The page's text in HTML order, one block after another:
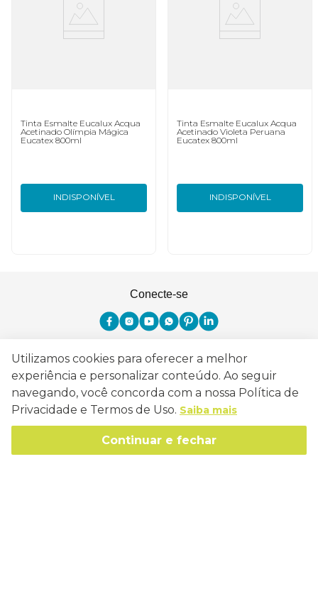
Tinta Esmalte Eucalux Acqua
Acetinado Olímpia Mágica
Eucatex 800ml
INDISPONÍVEL
Tinta Esmalte Eucalux Acqua
Acetinado Violeta Peruana
Eucatex 800ml
INDISPONÍVEL
Conecte-se
Como Trabalhamos
Política de Entrega
Trocas e Devoluções
Sobre a Eucatex
Canal de Ética
Sustentabilidade
Utilizamos cookies para oferecer a melhor
experiência e personalizar conteúdo. Ao seguir
navegando, você concorda com a nossa Política de
Privacidade e Termos de Uso. Saiba mais
Continuar e fechar